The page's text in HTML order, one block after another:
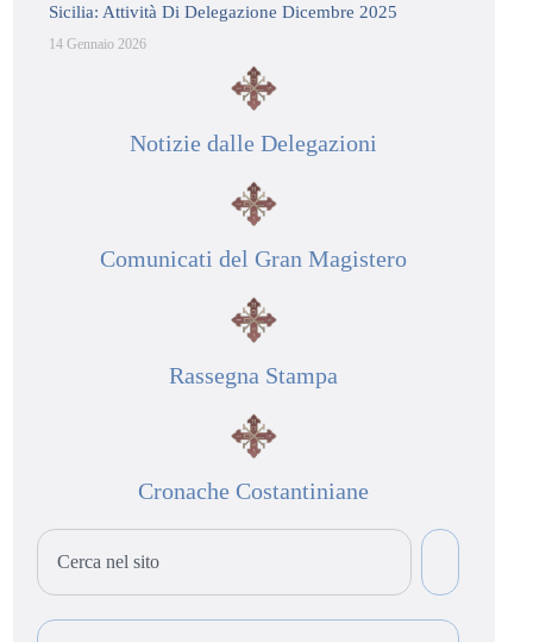
Sicilia: Attività Di Delegazione Dicembre 2025
14 Gennaio 2026
Notizie dalle Delegazioni
Comunicati del Gran Magistero
Rassegna Stampa
Cronache Costantiniane